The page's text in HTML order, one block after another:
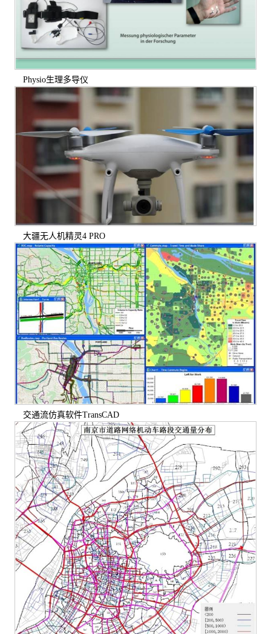
Physio生理多导仪
大疆无人机精灵4 PRO
交通流仿真软件TransCAD